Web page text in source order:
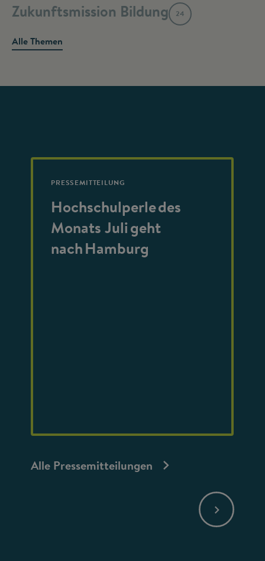
Zukunftsmission Bildung 24
Alle Themen
PRESSEMITTEILUNG
Hochschulperle des
Monats Juli geht
nach Hamburg
Alle Pressemitteilungen